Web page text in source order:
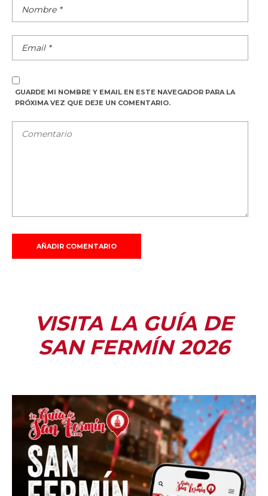
GUARDE MI NOMBRE Y EMAIL EN ESTE NAVEGADOR PARA LA
PRÓXIMA VEZ QUE DEJE UN COMENTARIO.
VISITA LA GUÍA DE
SAN FERMÍN 2026